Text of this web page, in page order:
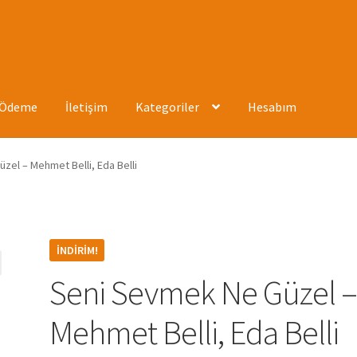
İletişim Kategoriler Hesabım
HesabımİletişimMağaza
– Mehmet Belli, Eda Belli
İNDIRIM!
Seni Sevmek Ne Güzel –
Mehmet Belli, Eda Belli